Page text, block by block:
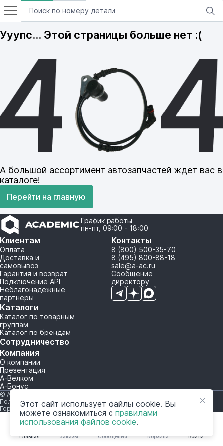
Главная Войти
Заказы Сообщения Корзина
Ууупс… Этой страницы больше нет :(
А большой ассортимент автозапчастей ждет вас в
каталоге!
Перейти на главную
График работы
пн-пт, 09:00 - 18:00
Клиентам
Оплата
Доставка и
самовывоз
Гарантия и возврат
Подключение API
Неблагонадежные
партнеры
Каталоги
Каталог по товарным
группам
Каталог по брендам
Сотрудничество
Компания
О компании
Презентация
А-Велком
А-Бонус
Контакты
8 (800) 500-35-70
8 (495) 800-88-18
sale@a-ac.ru
Сообщение
директору
© A-AC.RU 2015-2026. Все права защищены.
Политика обработки персональных данных
Горячая линия корпоративного регулирования и контроля
Этот сайт использует файлы cookie. Вы
можете ознакомиться с правилами
использования файлов cookie.